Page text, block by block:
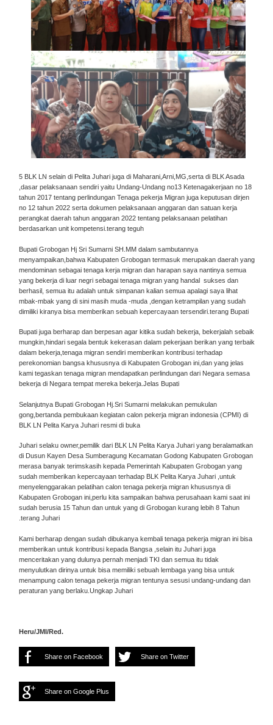
5 BLK LN selain di Pelita Juhari juga di Maharani,Arni,MG,serta di BLK Asada
,dasar pelaksanaan sendiri yaitu Undang-Undang no13 Ketenagakerjaan no 18
tahun 2017 tentang perlindungan Tenaga pekerja Migran juga keputusan dirjen
no 12 tahun 2022 serta dokumen pelaksanaan anggaran dan satuan kerja
perangkat daerah tahun anggaran 2022 tentang pelaksanaan pelatihan
berdasarkan unit kompetensi.terang teguh
Bupati Grobogan Hj Sri Sumarni SH.MM dalam sambutannya
menyampaikan,bahwa Kabupaten Grobogan termasuk merupakan daerah yang
mendominan sebagai tenaga kerja migran dan harapan saya nantinya semua
yang bekerja di luar negri sebagai tenaga migran yang handal sukses dan
berhasil, semua itu adalah untuk simpanan kalian semua apalagi saya lihat
mbak-mbak yang di sini masih muda -muda ,dengan ketrampilan yang sudah
dimiliki kiranya bisa memberikan sebuah kepercayaan tersendiri.terang Bupati
Bupati juga berharap dan berpesan agar kitika sudah bekerja, bekerjalah sebaik
mungkin,hindari segala bentuk kekerasan dalam pekerjaan berikan yang terbaik
dalam bekerja,tenaga migran sendiri memberikan kontribusi terhadap
perekonomian bangsa khususnya di Kabupaten Grobogan ini,dan yang jelas
kami tegaskan tenaga migran mendapatkan perlindungan dari Negara semasa
bekerja di Negara tempat mereka bekerja.Jelas Bupati
Selanjutnya Bupati Grobogan Hj.Sri Sumarni melakukan pemukulan
gong,bertanda pembukaan kegiatan calon pekerja migran indonesia (CPMI) di
BLK LN Pelita Karya Juhari resmi di buka
Juhari selaku owner,pemilik dari BLK LN Pelita Karya Juhari yang beralamatkan
di Dusun Kayen Desa Sumberagung Kecamatan Godong Kabupaten Grobogan
merasa banyak terimskasih kepada Pemerintah Kabupaten Grobogan yang
sudah memberikan kepercayaan terhadap BLK Pelita Karya Juhari ,untuk
menyelenggarakan pelatihan calon tenaga pekerja migran khususnya di
Kabupaten Grobogan ini,perlu kita sampaikan bahwa perusahaan kami saat ini
sudah berusia 15 Tahun dan untuk yang di Grobogan kurang lebih 8 Tahun
.terang Juhari
Kami berharap dengan sudah dibukanya kembali tenaga pekerja migran ini bisa
memberikan untuk kontribusi kepada Bangsa ,selain itu Juhari juga
menceritakan yang dulunya pernah menjadi TKI dan semua itu tidak
menyulutkan dirinya untuk bisa memiliki sebuah lembaga yang bisa untuk
menampung calon tenaga pekerja migran tentunya sesusi undang-undang dan
peraturan yang berlaku.Ungkap Juhari
Heru/JMI/Red.
Share on Facebook Share on Twitter
Share on Google Plus